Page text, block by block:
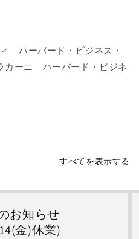
ハーバード・ビジネス・
ーニ ハーバード・ビジネ
すべてを表示する
お知らせ
金)休業)